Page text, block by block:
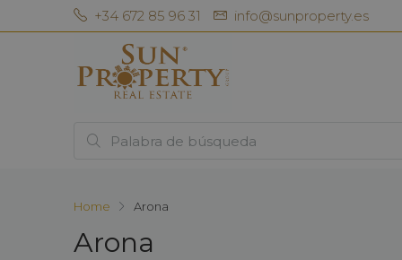
+34 672 85 96 31 info@sunproperty.es
Home Arona
Arona